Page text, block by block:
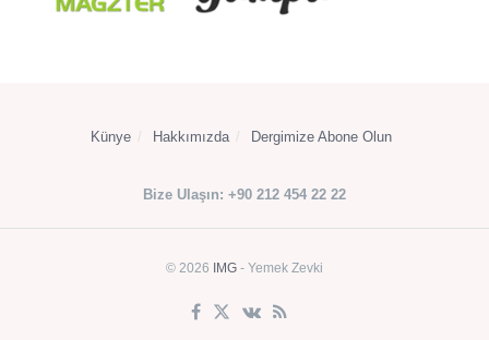
Künye Hakkımızda Dergimize Abone Olun
Bize Ulaşın: +90 212 454 22 22
© 2026 IMG - Yemek Zevki